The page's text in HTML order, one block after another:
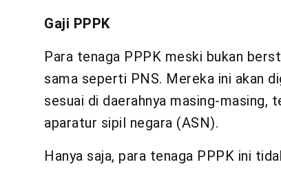
Gaji PPPK
Para tenaga PPPK meski bukan
sama seperti PNS. Mereka ini akan
sesuai di daerahnya masing-masing,
aparatur sipil negara (ASN).
Hanya saja, para tenaga PPPK ini